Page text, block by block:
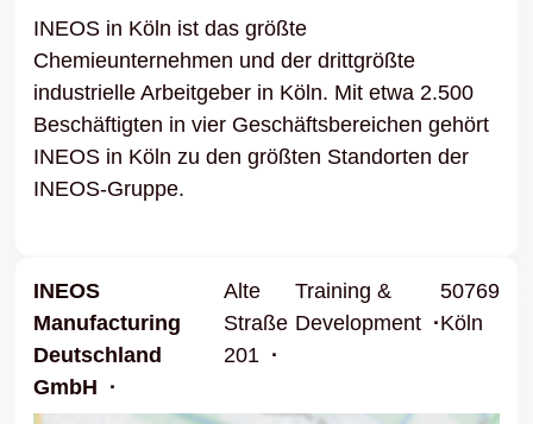
INEOS in Köln ist das größte
Chemieunternehmen und der drittgrößte
industrielle Arbeitgeber in Köln. Mit etwa 2.500
Beschäftigten in vier Geschäftsbereichen gehört
INEOS in Köln zu den größten Standorten der
INEOS-Gruppe.
INEOS
Manufacturing
Deutschland
GmbH
Alte
Straße
201
Training &
Development
50769
Köln